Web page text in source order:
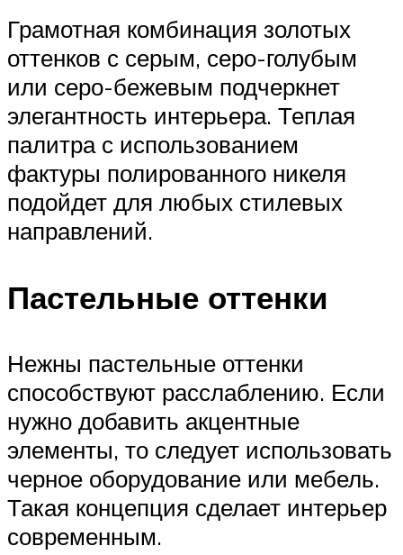
Грамотная комбинация золотых
оттенков с серым, серо-голубым
или серо-бежевым подчеркнет
элегантность интерьера. Теплая
палитра с использованием
фактуры полированного никеля
подойдет для любых стилевых
направлений.
Пастельные оттенки
Нежны пастельные оттенки
способствуют расслаблению. Если
нужно добавить акцентные
элементы, то следует использовать
черное оборудование или мебель.
Такая концепция сделает интерьер
современным.